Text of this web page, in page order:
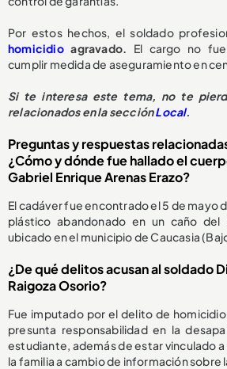
Por estos hechos, el soldado
homicidioagravado. El cargo no
cumplir medida de aseguramiento en
Si te interesa este tema, no te
relacionados en la secciónLocal.
Preguntas y respuestas
¿Cómo y dónde fue hallado el
Gabriel Enrique Arenas Erazo?
El cadáver fue encontrado el 5 de mayo
plástico abandonado en un caño del
ubicado en el municipio de Caucasia
¿De qué delitos acusan al soldado
Raigoza Osorio?
Fue imputado por el delito de
presunta responsabilidad en la
estudiante, además de estar vinculado
la familia a cambio de información sobre